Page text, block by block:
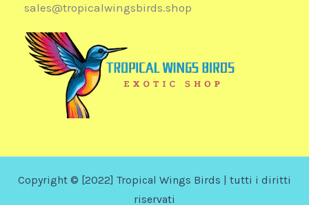
sales@tropicalwingsbirds.shop
Copyright © [2022] Tropical Wings Birds | tutti i diritti
riservati